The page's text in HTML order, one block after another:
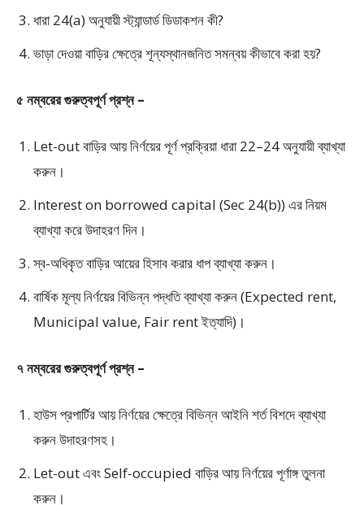
ধারা 24(a) অনুযায়ী স্ট্যান্ডার্ড ডিডাকশন কী?
ভাড়া দেওয়া বাড়ির ক্ষেত্রে শূন্যস্থানজনিত সমন্বয় কীভাবে করা হয়?
৫ নম্বরের গুরুত্বপূর্ণ প্রশ্ন –
Let-out বাড়ির আয় নির্ণয়ের পূর্ণ প্রক্রিয়া ধারা 22–24 অনুযায়ী ব্যাখ্যা
করুন।
Interest on borrowed capital (Sec 24(b)) এর নিয়ম
ব্যাখ্যা করে উদাহরণ দিন।
স্ব-অধিকৃত বাড়ির আয়ের হিসাব করার ধাপ ব্যাখ্যা করুন।
বার্ষিক মূল্য নির্ণয়ের বিভিন্ন পদ্ধতি ব্যাখ্যা করুন (Expected rent,
Municipal value, Fair rent ইত্যাদি)।
৭ নম্বরের গুরুত্বপূর্ণ প্রশ্ন –
হাউস প্রপার্টির আয় নির্ণয়ের ক্ষেত্রে বিভিন্ন আইনি শর্ত বিশদে ব্যাখ্যা
করুন উদাহরণসহ।
Let-out এবং Self-occupied বাড়ির আয় নির্ণয়ের পূর্ণাঙ্গ তুলনা
করুন।